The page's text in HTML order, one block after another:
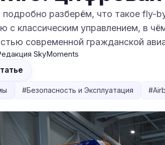
разберём, что такое fly-
с классическим управлением, в
современной гражданской
SkyMoments
#Безопасность и Эксплуатация #